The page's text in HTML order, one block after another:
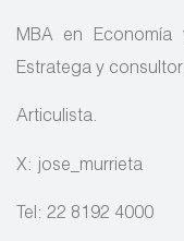
MBA en Economía
Estratega y
Articulista.
X: jose_murrieta
Tel: 22 8192 4000